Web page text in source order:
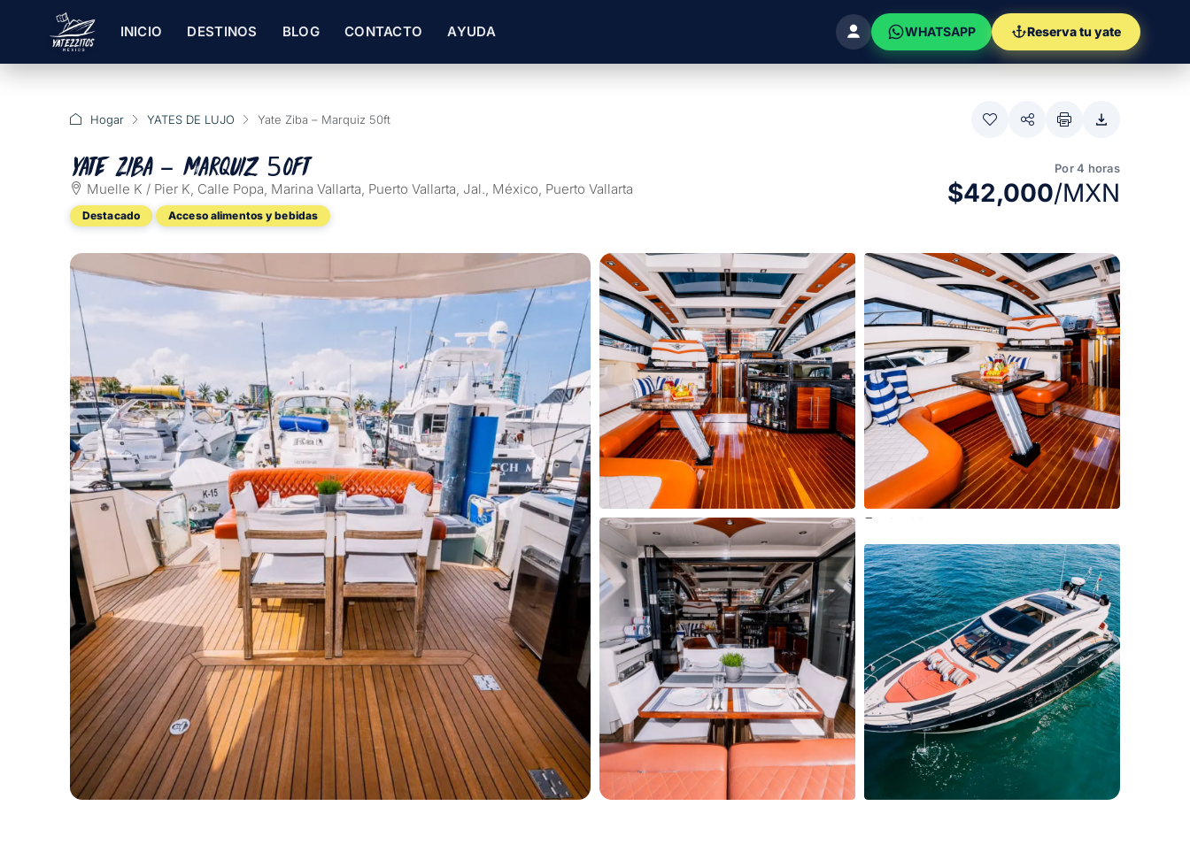
INICIO DESTINOS BLOG CONTACTO AYUDA WHATSAPP Reserva tu yate
Hogar YATES DE LUJO Yate Ziba – Marquiz 50ft
Yate Ziba – Marquiz 50ft
Muelle K / Pier K, Calle Popa, Marina Vallarta, Puerto Vallarta, Jal., México, Puerto Vallarta
Destacado Acceso alimentos y bebidas
Por 4 horas
$42,000/MXN
23 Más